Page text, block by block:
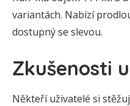
variantách. Nabízí
dostupný se slevou.
Zkušenosti
Někteří uživatelé si